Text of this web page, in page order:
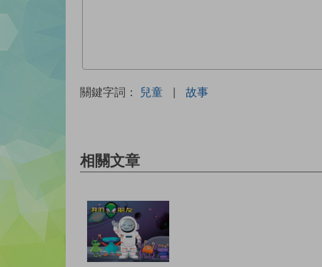
關鍵字詞： 兒童 | 故事
相關文章